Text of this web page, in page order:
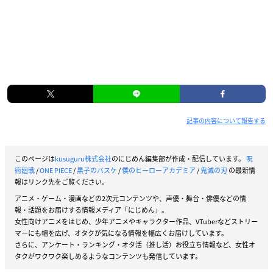
記事の内容について報告する
このページはkusuguru株式会社のにじめん編集部が作成・配信しています。 呪
術廻戦/ONE PIECE/黒子のバスケ/僕のヒーローアカデミア/鬼滅の刃 の最新情
報はリンク先をご覧ください。
アニメ・ゲーム・漫画などの2次元コンテンツや、声優・舞台・俳優などの情
報・話題をお届けする情報メディア「にじめん」。
女性向けアニメをはじめ、少年アニメやキャラクター作品、VTuberなどストリー
マーにも幅を広げ、オタクが気になる情報を幅広くお届けしています。
さらに、アンケート・ランキング・オタ活（推し活）お役立ち情報など、女性オ
タクがワクワク楽しめるようなコンテンツも発信しています。